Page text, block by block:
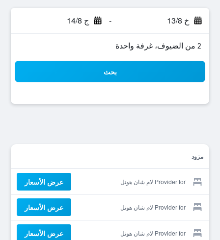
خ 13/8 - ج 14/8
2 من الضيوف، غرفة واحدة
بحث
مزود
Provider for لام شان هوتل عرض الأسعار
Provider for لام شان هوتل عرض الأسعار
Provider for لام شان هوتل عرض الأسعار